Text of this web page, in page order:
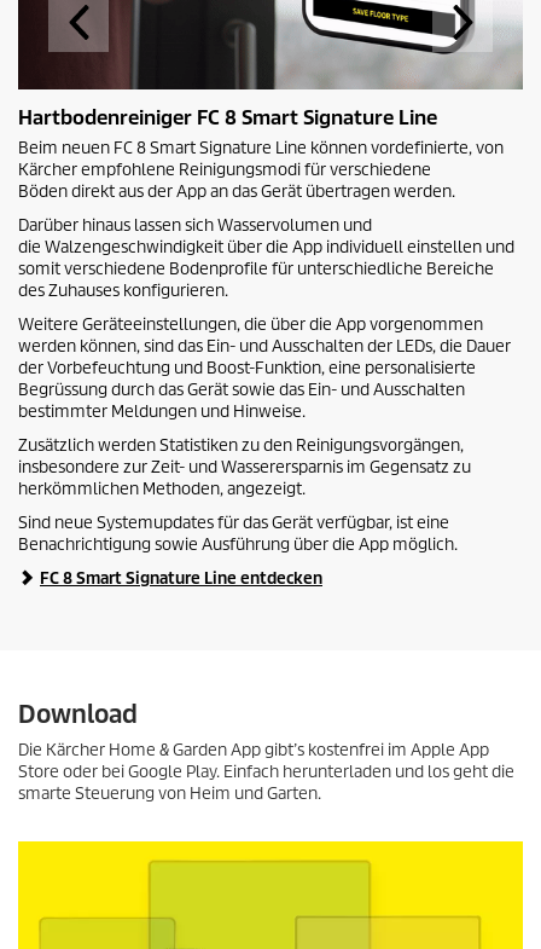
Hartbodenreiniger FC 8 Smart Signature Line
Beim neuen FC 8 Smart Signature Line können vordefinierte, von
Kärcher empfohlene Reinigungsmodi für verschiedene
Böden direkt aus der App an das Gerät übertragen werden.
Darüber hinaus lassen sich Wasservolumen und
die Walzengeschwindigkeit über die App individuell einstellen und
somit verschiedene Bodenprofile für unterschiedliche Bereiche
des Zuhauses konfigurieren.
Weitere Geräteeinstellungen, die über die App vorgenommen
werden können, sind das Ein- und Ausschalten der LEDs, die Dauer
der Vorbefeuchtung und Boost-Funktion, eine personalisierte
Begrüssung durch das Gerät sowie das Ein- und Ausschalten
bestimmter Meldungen und Hinweise.
Zusätzlich werden Statistiken zu den Reinigungsvorgängen,
insbesondere zur Zeit- und Wasserersparnis im Gegensatz zu
herkömmlichen Methoden, angezeigt.
Sind neue Systemupdates für das Gerät verfügbar, ist eine
Benachrichtigung sowie Ausführung über die App möglich.
FC 8 Smart Signature Line entdecken
Download
Die Kärcher Home & Garden App gibt’s kostenfrei im Apple App
Store oder bei Google Play. Einfach herunterladen und los geht die
smarte Steuerung von Heim und Garten.